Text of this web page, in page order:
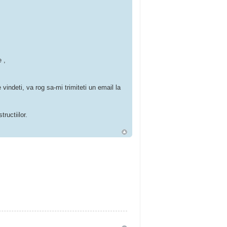
,
va rog sa-mi trimiteti un email la